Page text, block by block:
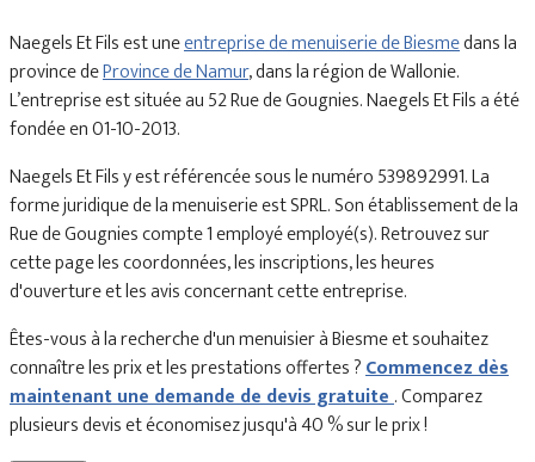
Naegels Et Fils est uneentreprise de menuiserie de Biesmedans la
province deProvince de Namur, dans la région de Wallonie.
L’entreprise est située au 52 Rue de Gougnies. Naegels Et Fils a été
fondée en 01-10-2013.
Naegels Et Fils y est référencée sous le numéro 539892991. La
forme juridique de la menuiserie est SPRL. Son établissement de la
Rue de Gougnies compte 1 employé employé(s). Retrouvez sur
cette page les coordonnées, les inscriptions, les heures
d'ouverture et les avis concernant cette entreprise.
Êtes-vous à la recherche d'un menuisier à Biesme et souhaitez
connaître les prix et les prestations offertes ?Commencez dès
maintenant une demande de devis gratuite. Comparez
plusieurs devis et économisez jusqu'à 40 % sur le prix !